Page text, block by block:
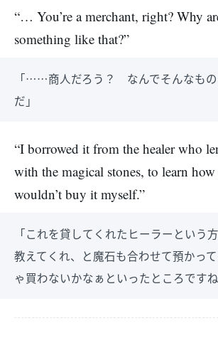
“… You’re a merchant, right? Why
something like that?”
「……商人だろう？ なんでそんなもの
だ」
“I borrowed it from the healer who
with the magical stones, to learn
wouldn’t buy it myself.”
「これを貸してくれたヒーラーという
教えてくれ、と魔石も合わせて預かっ
ゃ買わないかなぁといったところですね